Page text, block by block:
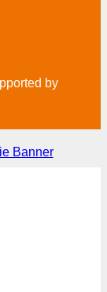
by
Banner